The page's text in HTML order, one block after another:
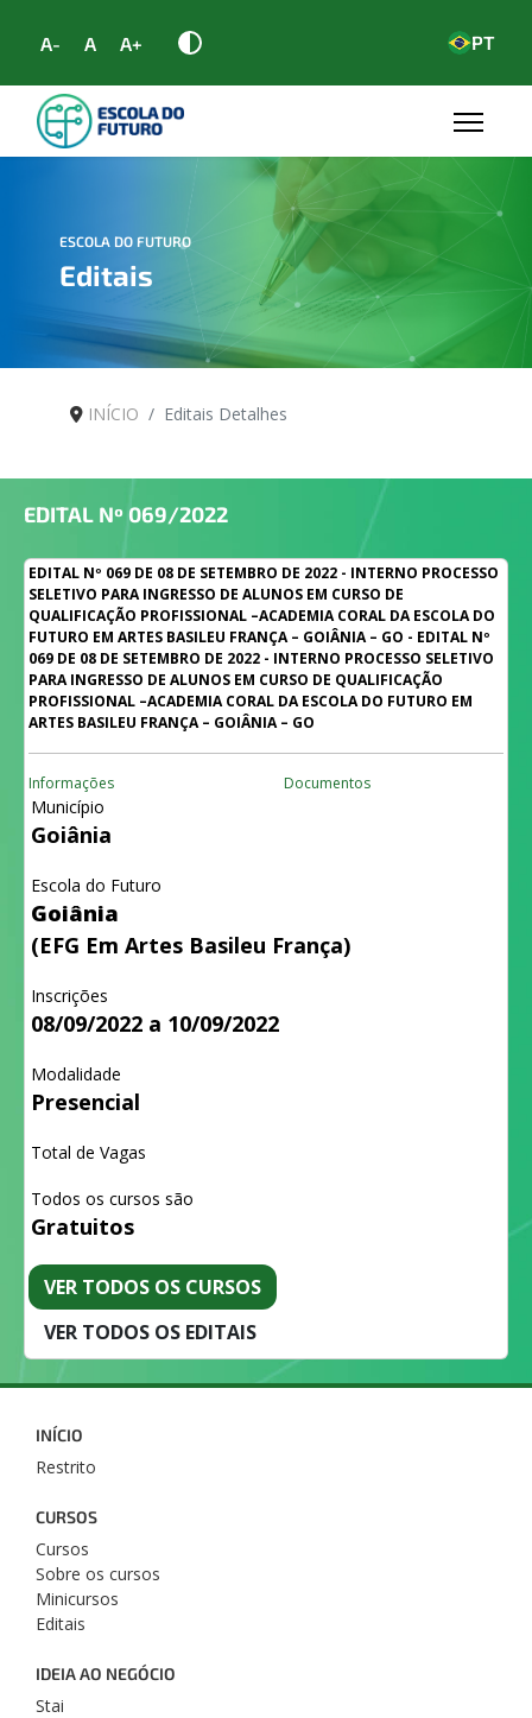
A- A A+ PT
ESCOLA DO FUTURO
Editais
INÍCIO Editais Detalhes
EDITAL Nº 069/2022
EDITAL Nº 069 DE 08 DE SETEMBRO DE 2022 - INTERNO PROCESSO
SELETIVO PARA INGRESSO DE ALUNOS EM CURSO DE
QUALIFICAÇÃO PROFISSIONAL –ACADEMIA CORAL DA ESCOLA DO
FUTURO EM ARTES BASILEU FRANÇA – GOIÂNIA – GO - EDITAL Nº
069 DE 08 DE SETEMBRO DE 2022 - INTERNO PROCESSO SELETIVO
PARA INGRESSO DE ALUNOS EM CURSO DE QUALIFICAÇÃO
PROFISSIONAL –ACADEMIA CORAL DA ESCOLA DO FUTURO EM
ARTES BASILEU FRANÇA – GOIÂNIA – GO
Informações Documentos
Município
Goiânia
Escola do Futuro
Goiânia
(EFG Em Artes Basileu França)
Inscrições
08/09/2022 a 10/09/2022
Modalidade
Presencial
Total de Vagas
Todos os cursos são
Gratuitos
VER TODOS OS CURSOS
VER TODOS OS EDITAIS
INÍCIO
Restrito
CURSOS
Cursos
Sobre os cursos
Minicursos
Editais
IDEIA AO NEGÓCIO
Stai